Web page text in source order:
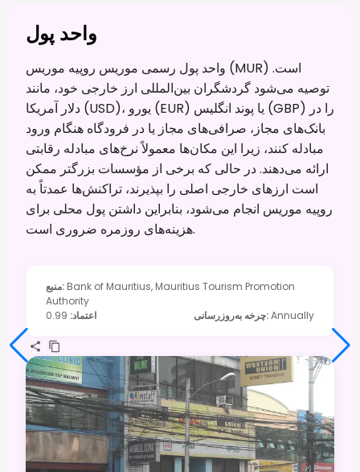
واحد پول
واحد پول رسمی موریس روپیه موریس (MUR) است.
توصیه می‌شود گردشگران بین‌المللی ارز خارجی خود، مانند
دلار آمریکا (USD)، یورو (EUR) یا پوند انگلیس (GBP) را در
بانک‌های مجاز، صرافی‌های مجاز یا در فرودگاه هنگام ورود
مبادله کنند، زیرا این مکان‌ها معمولاً نرخ‌های مبادله رقابتی
ارائه می‌دهند. در حالی که برخی از مؤسسات بزرگتر ممکن
است ارزهای خارجی اصلی را بپذیرند، تراکنش‌ها عمدتاً به
روپیه موریس انجام می‌شود، بنابراین داشتن پول محلی برای
هزینه‌های روزمره ضروری است.
منبع: Bank of Mauritius, Mauritius Tourism Promotion
Authority
اعتماد:
0.99 چرخه به‌روزرسانی:Annually